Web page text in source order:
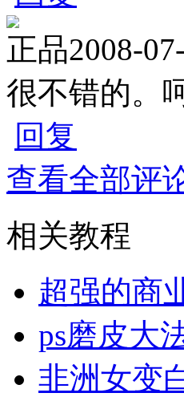
正品2008-
很不错的。
回复
查看全部评
相关教程
超强的商
ps磨皮大
非洲女变